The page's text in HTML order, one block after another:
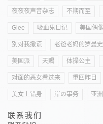
夜夜夜声音杂志 不期而至
Glee 吸血鬼日记 美国偶
别对我撒谎 老爸老妈的罗曼史
美国派 天赐 体操公主
对面的恶女看过来 重回昨日
美女上错身 岸の事务 亚洲
联系我们